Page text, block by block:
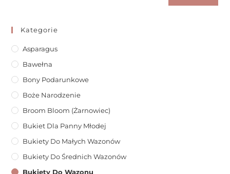
Kategorie
Asparagus
Bawełna
Bony Podarunkowe
Boże Narodzenie
Broom Bloom (żarnowiec)
Bukiet Dla Panny Młodej
Bukiety Do Małych Wazonów
Bukiety Do Średnich Wazonów
Bukiety Do Wazonu